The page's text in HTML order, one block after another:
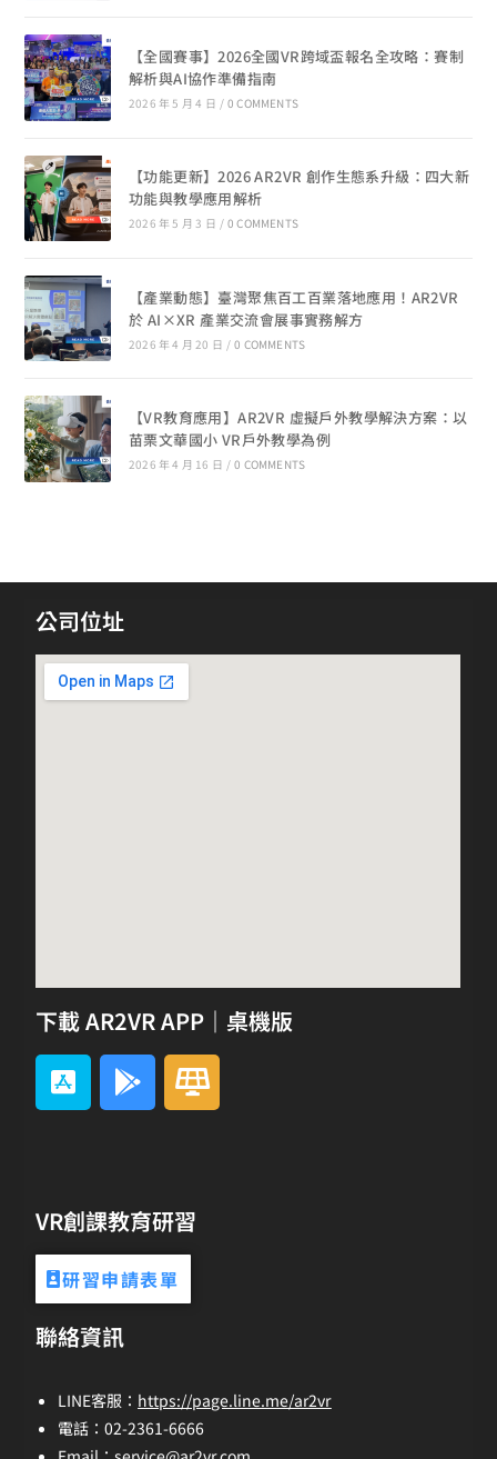
【全國賽事】2026全國VR跨域盃報名全攻略：賽制
解析與AI協作準備指南
2026 年 5 月 4 日 / 0 COMMENTS
【功能更新】2026 AR2VR 創作生態系升級：四大新
功能與教學應用解析
2026 年 5 月 3 日 / 0 COMMENTS
【產業動態】臺灣聚焦百工百業落地應用！AR2VR
於 AI×XR 產業交流會展事實務解方
2026 年 4 月 20 日 / 0 COMMENTS
【VR教育應用】AR2VR 虛擬戶外教學解決方案：以
苗栗文華國小 VR戶外教學為例
2026 年 4 月 16 日 / 0 COMMENTS
公司位址
下載 AR2VR APP｜桌機版
VR創課教育研習
研習申請表單
聯絡資訊
LINE客服： https://page.line.me/ar2vr
電話：02-2361-6666